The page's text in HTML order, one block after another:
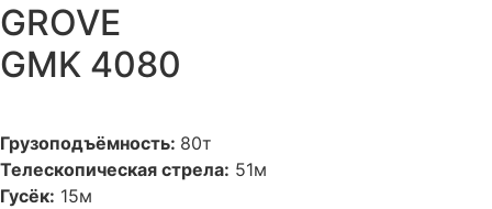
GROVE
GMK 4080
Грузоподъёмность: 80т
Телескопическая стрела: 51м
Гусёк: 15м